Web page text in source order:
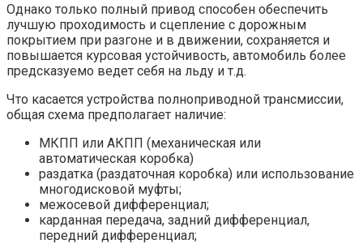
Однако только полный привод способен обеспечить
лучшую проходимость и сцепление с дорожным
покрытием при разгоне и в движении, сохраняется и
повышается курсовая устойчивость, автомобиль более
предсказуемо ведет себя на льду и т.д.
Что касается устройства полноприводной трансмиссии,
общая схема предполагает наличие:
МКПП или АКПП (механическая или
автоматическая коробка)
раздатка (раздаточная коробка) или использование
многодисковой муфты;
межосевой дифференциал;
карданная передача, задний дифференциал,
передний дифференциал;